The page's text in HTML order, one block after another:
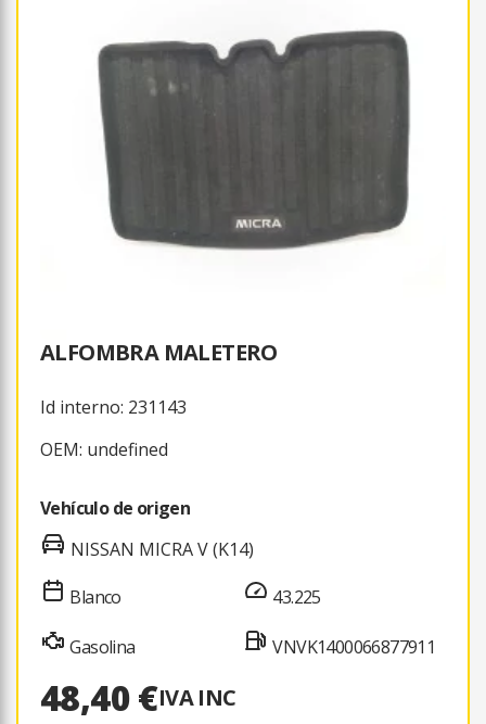
ALFOMBRA MALETERO
Id interno: 231143
OEM: undefined
Vehículo de origen
NISSAN MICRA V (K14)
Blanco
Gasolina
43.225
VNVK1400066877911
48,40 €IVA INC